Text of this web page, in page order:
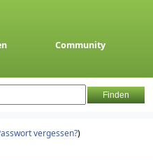
Community
vergessen?)